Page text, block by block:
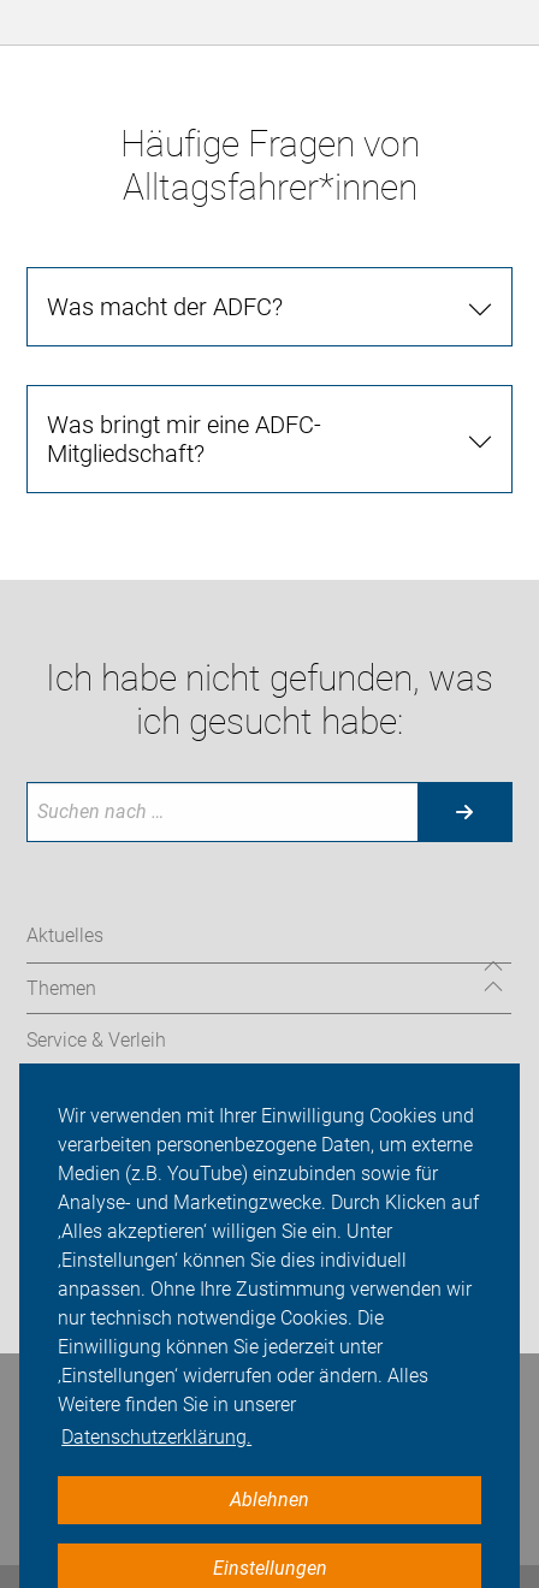
Wir verwenden mit Ihrer Einwilligung Cookies und
verarbeiten personenbezogene Daten, um externe
Medien (z.B. YouTube) einzubinden sowie für
Analyse- und Marketingzwecke. Durch Klicken auf
‚Alles akzeptieren‘ willigen Sie ein. Unter
‚Einstellungen‘ können Sie dies individuell
anpassen. Ohne Ihre Zustimmung verwenden wir
nur technisch notwendige Cookies. Die
Einwilligung können Sie jederzeit unter
‚Einstellungen‘ widerrufen oder ändern. Alles
Weitere finden Sie in unserer
Datenschutzerklärung.
Ablehnen
Einstellungen
Häufige Fragen von
Alltagsfahrer*innen
Was macht der ADFC?
Was bringt mir eine ADFC-
Mitgliedschaft?
Ich habe nicht gefunden, was
ich gesucht habe:
Aktuelles
Themen
Service & Verleih
Rückblicke
ADFC Unna
Sei dabei
Login
Bleiben Sie in Kontakt